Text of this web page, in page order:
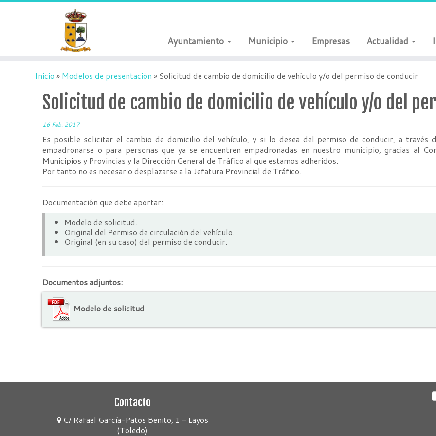
Ayuntamiento Municipio Empresas Actualidad
Inicio » Modelos de presentación » Solicitud de cambio de domicilio de vehículo y/o del permiso de conducir
Solicitud de cambio de domicilio de vehículo y/o del
16 Feb, 2017
Es posible solicitar el cambio de domicilio del vehículo, y si lo desea del permiso de conducir, a través
empadronarse o para personas que ya se encuentren empadronadas en nuestro municipio, gracias al
Municipios y Provincias y la Dirección General de Tráfico al que estamos adheridos.
Por tanto no es necesario desplazarse a la Jefatura Provincial de Tráfico.
Documentación que debe aportar:
Modelo de solicitud.
Original del Permiso de circulación del vehículo.
Original (en su caso) del permiso de conducir.
Documentos adjuntos:
Modelo de solicitud
Contacto
C/ Rafael García-Patos Benito, 1 - Layos
(Toledo)